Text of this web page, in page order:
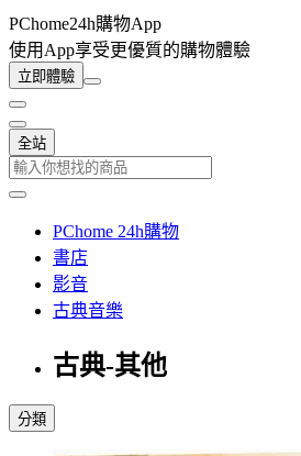
PChome24h購物App
使用App享受更優質的購物體驗
立即體驗
全站
PChome 24h購物
書店
影音
古典音樂
古典-其他
分類